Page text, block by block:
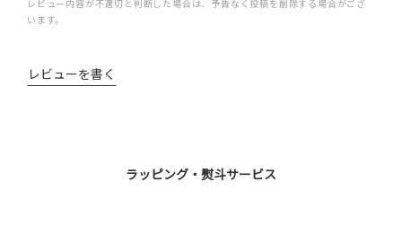
レビュー内容が不適切と判断した場合は、予告なく投稿を削除する場合がござ
います。
レビューを書く
ラッピング・熨斗サービス